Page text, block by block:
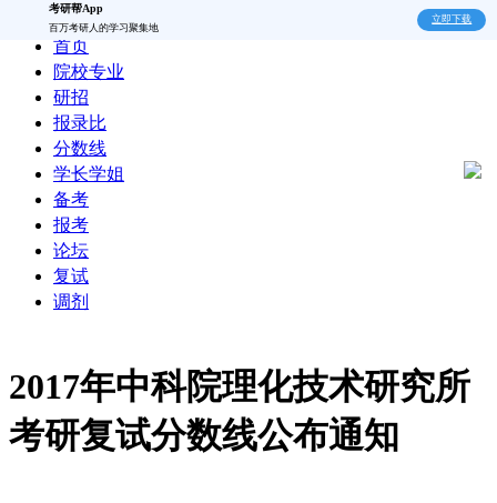
考研帮App
百万考研人的学习聚集地
立即下载
首页
院校专业
研招
报录比
分数线
学长学姐
备考
报考
论坛
复试
调剂
2017年中科院理化技术研究所
考研复试分数线公布通知